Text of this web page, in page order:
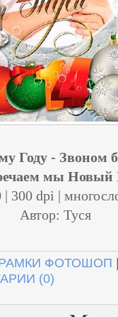
Году - Звоном
мы Новый
| 300 dpi |
Автор: Туся
ФОТОШОП
(0)